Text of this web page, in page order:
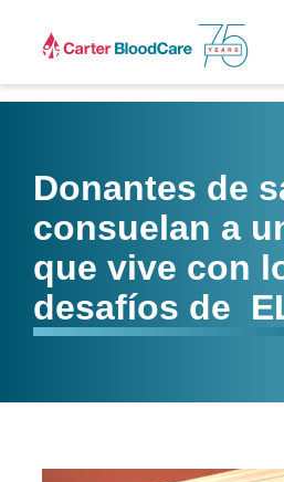
Donantes de
consuelan a
que vive con
desafíos de